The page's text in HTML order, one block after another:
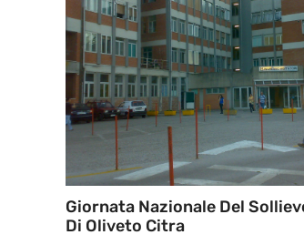
Giornata Nazionale Del
Di Oliveto Citra